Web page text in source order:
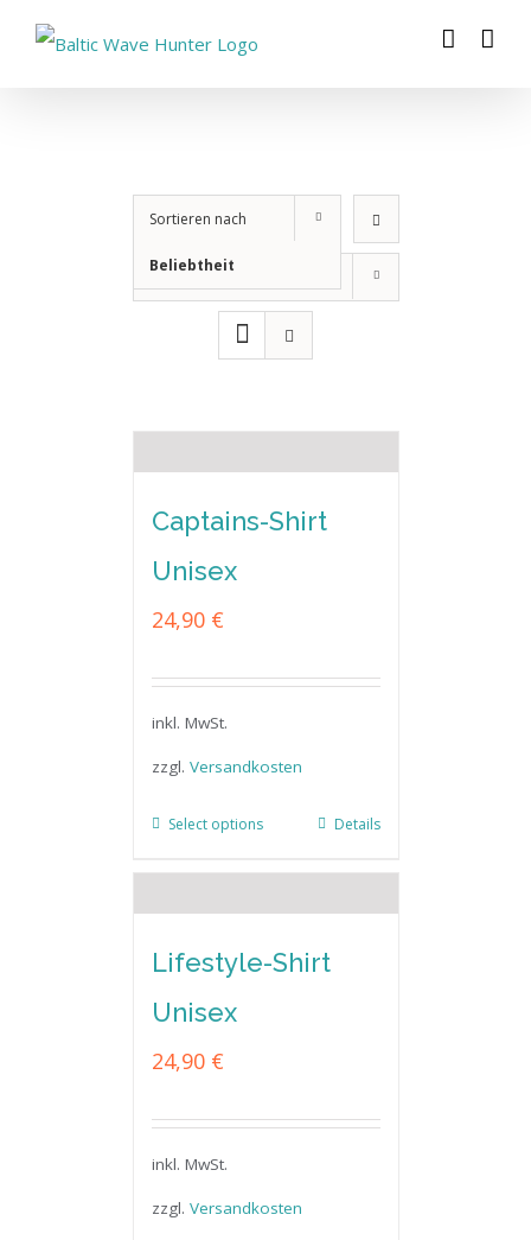
Sortieren nach
Beliebtheit
Zeige12 Produkte
Captains-Shirt
Unisex
24,90 €
inkl. MwSt.
zzgl. Versandkosten
Select options Details
Lifestyle-Shirt
Unisex
24,90 €
inkl. MwSt.
zzgl. Versandkosten